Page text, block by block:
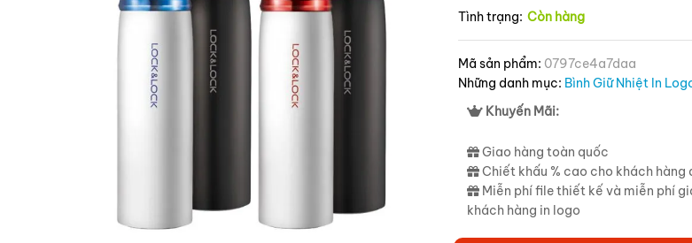
Tình trạng: Còn hàng
Mã sản phẩm: 0797ce4a7daa
Những danh mục: Bình Giữ Nhiệt In
Khuyến Mãi:
Giao hàng toàn quốc
Chiết khấu % cao cho khách hàng
Miễn phí file thiết kế và miễn phí
khách hàng in logo